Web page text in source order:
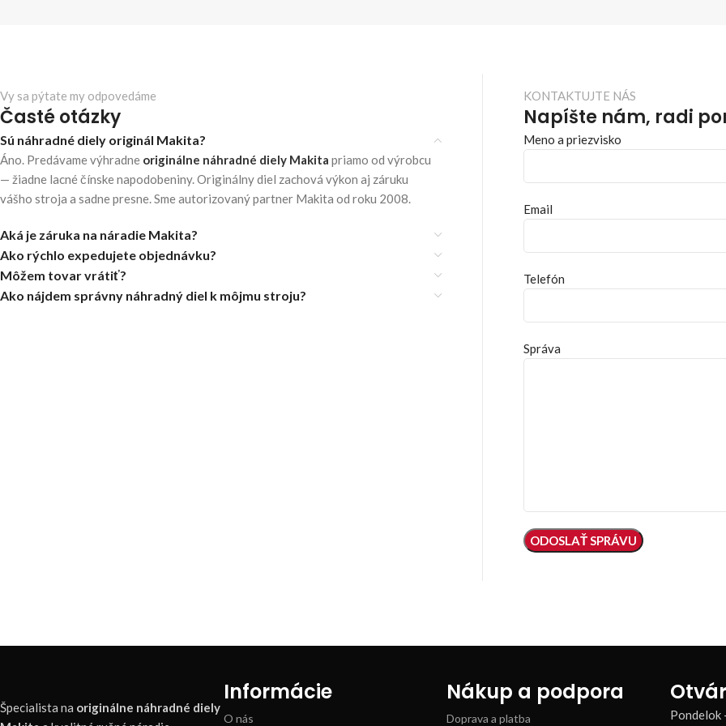
Vy sa pýtate my odpovedáme
Časté otázky
Sú náhradné diely originál Makita?
Áno. Predávame výhradne originálne náhradné diely Makita priamo od výrobcu
— žiadne lacné čínske napodobeniny. Originálny diel zachová výkon aj záruku
vášho stroja a sadne presne. Sme autorizovaný partner Makita od roku 2008.
Aká je záruka na náradie Makita?
Ako rýchlo expedujete objednávku?
Môžem tovar vrátiť?
Ako nájdem správny náhradný diel k môjmu stroju?
KONTAKTUJTE NÁS
Napíšte nám, radi
Meno a priezvisko
Email
Telefón
Správa
Špecialista na originálne náhradné diely
Informácie
O nás
Nákup a podpora
Doprava a platba Pondelok